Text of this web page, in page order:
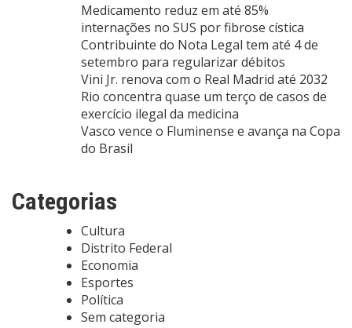
Medicamento reduz em até 85%
internações no SUS por fibrose cística
Contribuinte do Nota Legal tem até 4 de
setembro para regularizar débitos
Vini Jr. renova com o Real Madrid até 2032
Rio concentra quase um terço de casos de
exercício ilegal da medicina
Vasco vence o Fluminense e avança na Copa
do Brasil
Categorias
Cultura
Distrito Federal
Economia
Esportes
Política
Sem categoria